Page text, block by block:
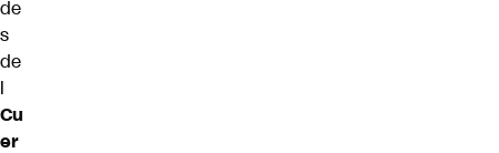
de
s
de
l
Cu
er